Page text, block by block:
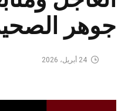
جوهر
24 أبريل، 2026